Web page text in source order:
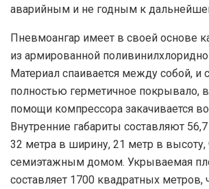
аварийным и не годным к
Пневмоангар имеет в своей основе
из армированной
Материал спаивается между собой, и
полностью герметичное покрывало,
помощи компрессора закачивается
Внутренние габариты составляют
32 метра в ширину, 21 метр в высоту,
семиэтажным домом. Укрываемая
составляет 1700 квадратных метров,